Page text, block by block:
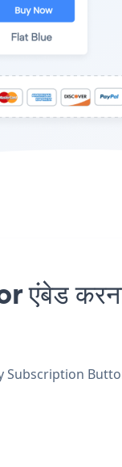
करना
Subscription